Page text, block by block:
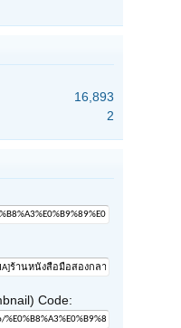
16,893
2
Code: